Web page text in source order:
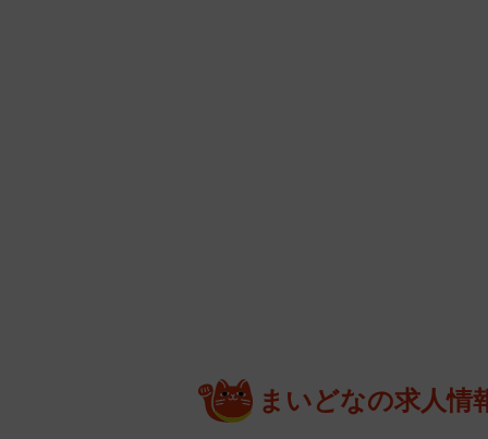
まいどなの求人情